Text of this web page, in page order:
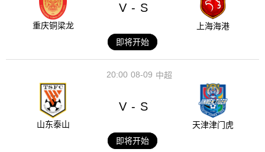
重庆铜梁龙
V - S
上海海港
即将开始
08-09
20:00 中超
山东泰山
V - S
天津津门虎
即将开始